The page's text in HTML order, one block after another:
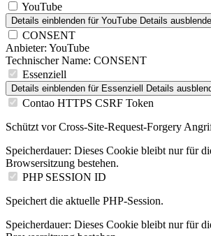
YouTube
Details einblenden für YouTube Details
CONSENT
Anbieter: YouTube
Technischer Name: CONSENT
Essenziell
Details einblenden für Essenziell Details
Contao HTTPS CSRF Token
Schützt vor Cross-Site-Request-Forgery
Speicherdauer: Dieses Cookie bleibt nur für
Browsersitzung bestehen.
PHP SESSION ID
Speichert die aktuelle PHP-Session.
Speicherdauer: Dieses Cookie bleibt nur für